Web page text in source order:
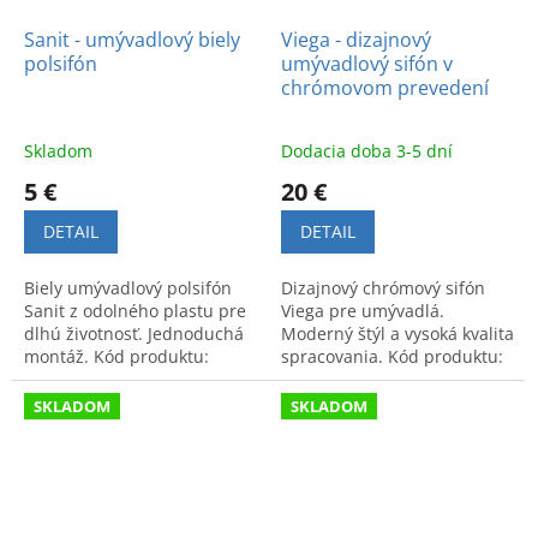
Sanit - umývadlový biely
polsifón
Skladom
5 €
DETAIL
Biely umývadlový polsifón
Sanit z odolného plastu pre
dlhú životnosť. Jednoduchá
montáž. Kód produktu:
3100400.
Viega - dizajnový
umývadlový sifón v
chrómovom prevedení
Dodacia doba 3-5 dní
20 €
DETAIL
Dizajnový chrómový sifón
Viega pre umývadlá.
Moderný štýl a vysoká kvalita
spracovania. Kód produktu:
100674.
SKLADOM SKLADOM